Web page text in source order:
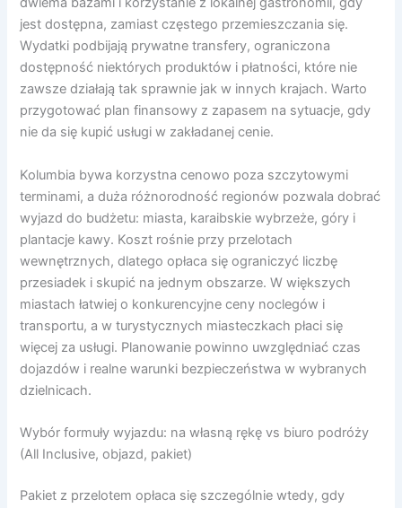
jest dostępna, zamiast częstego przemieszczania się.
Wydatki podbijają prywatne transfery, ograniczona
dostępność niektórych produktów i płatności, które nie
zawsze działają tak sprawnie jak w innych krajach. Warto
przygotować plan finansowy z zapasem na sytuacje, gdy
nie da się kupić usługi w zakładanej cenie.
Kolumbia bywa korzystna cenowo poza szczytowymi
terminami, a duża różnorodność regionów pozwala dobrać
wyjazd do budżetu: miasta, karaibskie wybrzeże, góry i
plantacje kawy. Koszt rośnie przy przelotach
wewnętrznych, dlatego opłaca się ograniczyć liczbę
przesiadek i skupić na jednym obszarze. W większych
miastach łatwiej o konkurencyjne ceny noclegów i
transportu, a w turystycznych miasteczkach płaci się
więcej za usługi. Planowanie powinno uwzględniać czas
dojazdów i realne warunki bezpieczeństwa w wybranych
dzielnicach.
Wybór formuły wyjazdu: na własną rękę vs biuro podróży
(All Inclusive, objazd, pakiet)
Pakiet z przelotem opłaca się szczególnie wtedy, gdy